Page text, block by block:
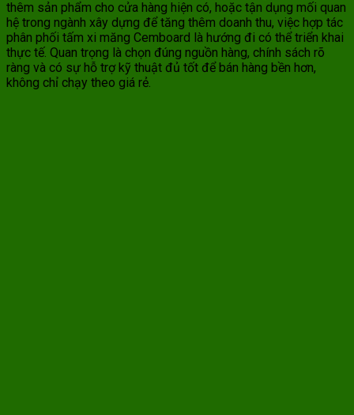
thêm sản phẩm cho cửa hàng hiện có, hoặc tận dụng mối quan
hệ trong ngành xây dựng để tăng thêm doanh thu, việc hợp tác
phân phối tấm xi măng Cemboard là hướng đi có thể triển khai
thực tế. Quan trọng là chọn đúng nguồn hàng, chính sách rõ
ràng và có sự hỗ trợ kỹ thuật đủ tốt để bán hàng bền hơn,
không chỉ chạy theo giá rẻ.